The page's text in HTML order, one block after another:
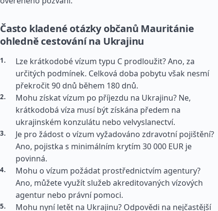
Často kladené otázky občanů Mauritánie
ohledně cestování na Ukrajinu
Lze krátkodobé vízum typu C prodloužit? Ano, za
určitých podmínek. Celková doba pobytu však nesmí
překročit 90 dnů během 180 dnů.
Mohu získat vízum po příjezdu na Ukrajinu? Ne,
krátkodobá víza musí být získána předem na
ukrajinském konzulátu nebo velvyslanectví.
Je pro žádost o vízum vyžadováno zdravotní pojištění?
Ano, pojistka s minimálním krytím 30 000 EUR je
povinná.
Mohu o vízum požádat prostřednictvím agentury?
Ano, můžete využít služeb akreditovaných vízových
agentur nebo právní pomoci.
Mohu nyní letět na Ukrajinu? Odpovědi na nejčastější